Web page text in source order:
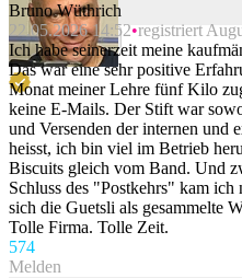
Beitrag melden
Bruno Wüthrich
22.05.2026 14:52 registriert
Ich habe seinerzeit meine
Das war eine sehr positive
Monat meiner Lehre fünf Kilo
keine E-Mails. Der Stift war
und Versenden der internen und
heisst, ich bin viel im Betrieb
Biscuits gleich vom Band. Und
Schluss des "Postkehrs" kam
sich die Guetsli als gesammelte
Tolle Firma. Tolle Zeit.
574
Melden